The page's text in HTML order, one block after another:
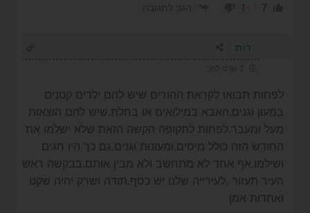
7
-1
רות
לפחות תבואו לקראת ההורים שיש להם ילדים קטנים
במעון וגנים.האבא במילואים או בחלת.שיש להם הוצאות
מעל ומעבר.לפחות לתקופה הקשה הזאת שלא ישלמו את
החודש הזה כולל מיסים.ומעונות וגנים.גם כך היו חגים
ושילמו.אף אחד לא מתחשב ולא מבין אותם.בבקשה ראש
העיר תעזור .לעירייה שלנו יש כסף.תודה ושרק יהיה שקט
ואחדות אמן